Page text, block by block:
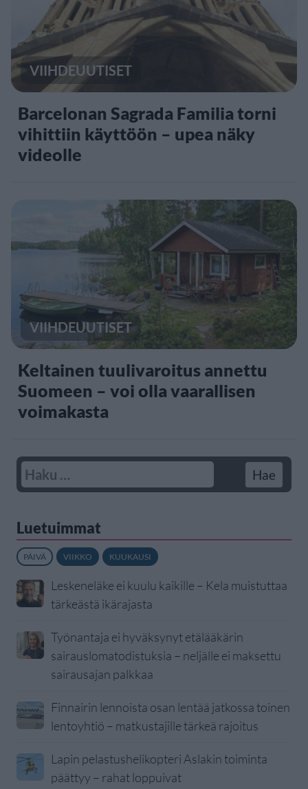
VIIHDEUUTISET
Barcelonan Sagrada Familia torni
vihittiin käyttöön – upea näky
videolle
VIIHDEUUTISET
Keltainen tuulivaroitus annettu
Suomeen – voi olla vaarallisen
voimakasta
Luetuimmat
PÄIVÄ VIIKKO KUUKAUSI
Leskeneläke ei kuulu kaikille – Kela muistuttaa
tärkeästä ikärajasta
Työnantaja ei hyväksynyt etälääkärin
sairauslomatodistuksia – neljälle ei maksettu
sairausajan palkkaa
Finnairin lennoista osan lentää jatkossa toinen
lentoyhtiö – matkustajille tärkeä rajoitus
Lapin pelastushelikopteri Aslakin toiminta
päättyy – rahat loppuivat